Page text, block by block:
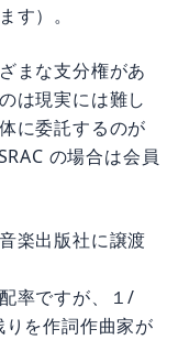
す）。
まな支分権があ
は現実には難し
に委託するのが
の場合は会員
楽出版社に譲渡
率ですが、１/
を作詞作曲家が